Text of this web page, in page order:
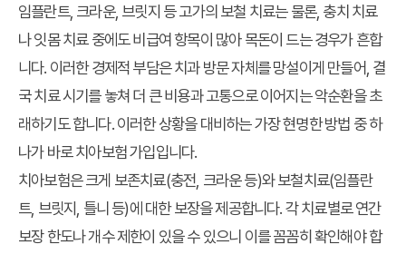
임플란트, 크라운, 브릿지 등 고가의 보철 치료는 물론, 충치 치료
나 잇몸 치료 중에도 비급여 항목이 많아 목돈이 드는 경우가 흔합
니다. 이러한 경제적 부담은 치과 방문 자체를 망설이게 만들어, 결
국 치료 시기를 놓쳐 더 큰 비용과 고통으로 이어지는 악순환을 초
래하기도 합니다. 이러한 상황을 대비하는 가장 현명한 방법 중 하
나가 바로 치아보험 가입입니다.
치아보험은 크게 보존치료(충전, 크라운 등)와 보철치료(임플란
트, 브릿지, 틀니 등)에 대한 보장을 제공합니다. 각 치료별로 연간
보장 한도나 개수 제한이 있을 수 있으니 이를 꼼꼼히 확인해야 합